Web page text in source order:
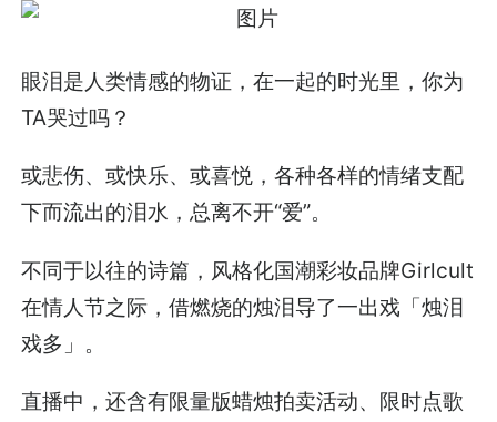
眼泪是人类情感的物证，在一起的时光里，你为
TA哭过吗？
或悲伤、或快乐、或喜悦，各种各样的情绪支配
下而流出的泪水，总离不开“爱”。
不同于以往的诗篇，风格化国潮彩妆品牌Girlcult
在情人节之际，借燃烧的烛泪导了一出戏「烛泪
戏多」。
直播中，还含有限量版蜡烛拍卖活动、限时点歌